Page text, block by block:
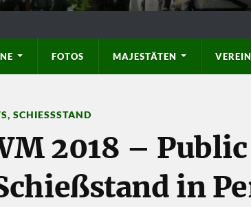
FOTOS MAJESTÄTEN VEREIN
, SCHIESSSTAND
2018 –
in